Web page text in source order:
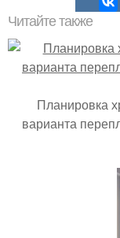
Читайте также
Планировка
варианта